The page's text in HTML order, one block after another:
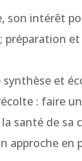
son intérêt
préparation
synthèse et
: faire
santé de sa
approche en